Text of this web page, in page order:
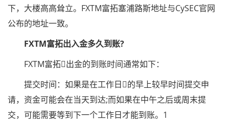
下，大楼高高耸立。FXTM富拓塞浦路斯地址与CySEC官网
公布的地址一致。
FXTM富拓出入金多久到账?
FXTM富拓出金的到账时间通常如下：
提交时间：如果是在工作日的早上较早时间提交申
请，资金可能会在当天到达;而如果在中午之后或周末提
交，可能需要等到下一个工作日才能到账。1